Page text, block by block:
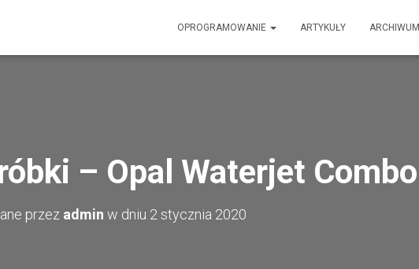
OPROGRAMOWANIE ARTYKUŁY ARCHIWUM
– Opal Waterjet Combo
przez admin w dniu 2 stycznia 2020